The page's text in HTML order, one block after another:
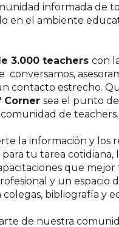
informada de
en el ambiente
3.000 teachers con
conversamos,
contacto estrecho.
Corner sea el punto
de teachers.
la información y los
para tu tarea cotidiana,
que
y un espacio
bibliografía y
de nuestra